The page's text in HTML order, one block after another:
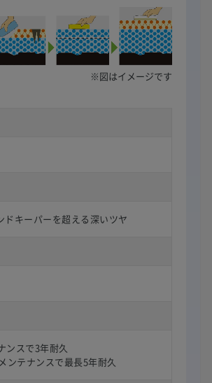
※図はイメージです
ドキーパーを超える深いツヤ
ンスで3年耐久
ンテナンスで最長5年耐久